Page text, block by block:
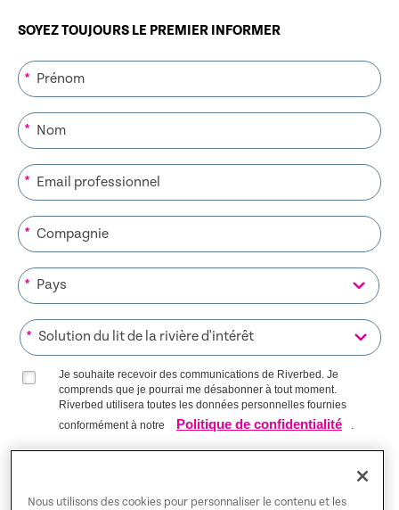
SOYEZ TOUJOURS LE PREMIER INFORMER
*
*
*
*
*
*
Je souhaite recevoir des communications de Riverbed. Je
comprends que je pourrai me désabonner à tout moment.
Riverbed utilisera toutes les données personnelles fournies
conformément à notre
Politique de confidentialité .
Nous utilisons des cookies pour personnaliser le contenu et les